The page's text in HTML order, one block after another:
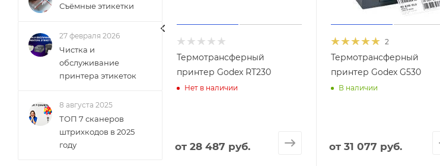
Термотрансферный
принтер Godex RT230
Нет в наличии
от 28 487 руб.
2
Термотрансферный
принтер Godex G530
В наличии
от 31 077 руб.
Съёмные этикетки
27 февраля 2026
Чистка и
обслуживание
принтера этикеток
8 августа 2025
ТОП 7 сканеров
штрихкодов в 2025
году